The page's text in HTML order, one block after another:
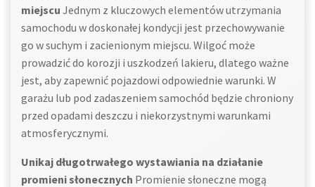
miejscu Jednym z kluczowych elementów utrzymania
samochodu w doskonałej kondycji jest przechowywanie
go w suchym i zacienionym miejscu. Wilgoć może
prowadzić do korozji i uszkodzeń lakieru, dlatego ważne
jest, aby zapewnić pojazdowi odpowiednie warunki. W
garażu lub pod zadaszeniem samochód będzie chroniony
przed opadami deszczu i niekorzystnymi warunkami
atmosferycznymi.
Unikaj długotrwałego wystawiania na działanie
promieni słonecznych Promienie słoneczne mogą